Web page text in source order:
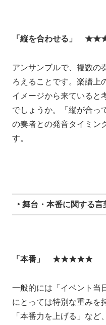
「縦を合わせる」
アンサンブルで、複数の
ろえることです。楽譜上
イメージから来ていると
でしょうか。「縦が合っ
の奏者との発音タイミン
す。
‣ 舞台・本番に関する言
「本番」 ★★★★★
一般的には「イベント当
にとっては特別な重みを
「本番力を上げる」な